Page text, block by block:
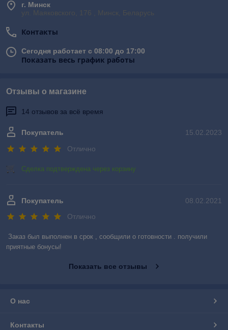
г. Минск
ул. Маяковского, 176 , Минск, Беларусь
Контакты
Сегодня работает с 08:00 до 17:00
Показать весь график работы
Отзывы о магазине
14 отзывов за всё время
15.02.2023
Покупатель
Отлично
Сделка подтверждена через корзину
08.02.2021
Покупатель
Отлично
Заказ был выполнен в срок , сообщили о готовности . получили
приятные бонусы!
Показать все отзывы
О нас
Контакты